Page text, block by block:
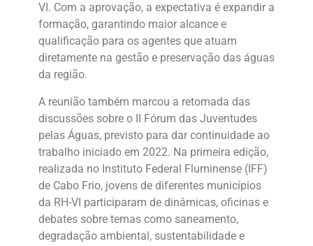
VI. Com a aprovação, a expectativa é expandir a
formação, garantindo maior alcance e
qualificação para os agentes que atuam
diretamente na gestão e preservação das águas
da região.
A reunião também marcou a retomada das
discussões sobre o II Fórum das Juventudes
pelas Águas, previsto para dar continuidade ao
trabalho iniciado em 2022. Na primeira edição,
realizada no Instituto Federal Fluminense (IFF)
de Cabo Frio, jovens de diferentes municípios
da RH-VI participaram de dinâmicas, oficinas e
debates sobre temas como saneamento,
degradação ambiental, sustentabilidade e